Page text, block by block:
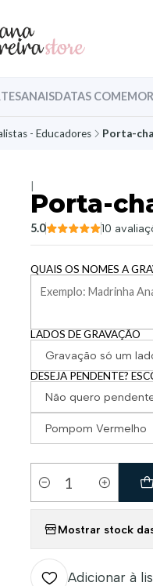
DATAS
- Educadores Porta-
Porta-
5.0 10
QUAIS OS NOMES A
LADOS DE GRAVAÇÃO
Gravação só um
DESEJA PENDENTE?
Não quero
Pompom Vermelho
Quantidade
Mostrar stock
Adicionar à